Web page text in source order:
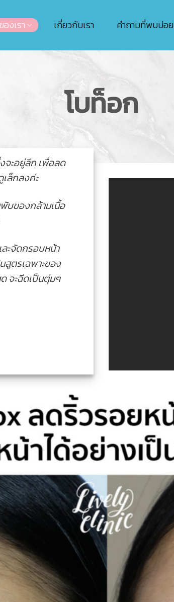
องเรา เกี่ยวกับเรา คำถามที่พบบ่อย
โบท็อก
จะอยู่ลึก เพื่อลด
ล็กลงค่ะ
บของกล้ามเนื้อ
ะจัดกรอบหน้า
สูตรเฉพาะของ
จะฉีดเป็นตุ่มๆ